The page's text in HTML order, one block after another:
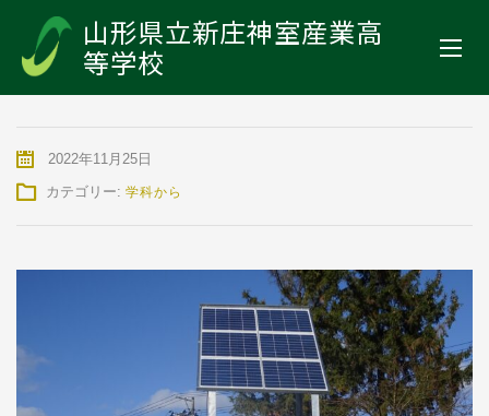
山形県立新庄神室産業高
等学校
ありが灯！！
2022年11月25日
カテゴリー: 学科から